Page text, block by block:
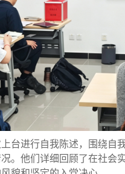
台进行自我陈述，围绕
。他们详细回顾了在社